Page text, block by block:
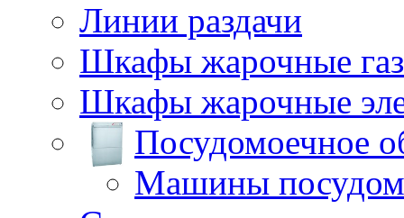
Линии раздачи
Шкафы жарочные
Шкафы жарочные
Посудомоечное
Машины